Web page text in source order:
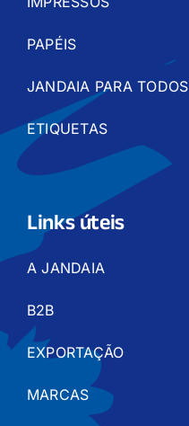
PAPÉIS
JANDAIA PARA TODOS
ETIQUETAS
Links úteis
A JANDAIA
B2B
EXPORTAÇÃO
MARCAS